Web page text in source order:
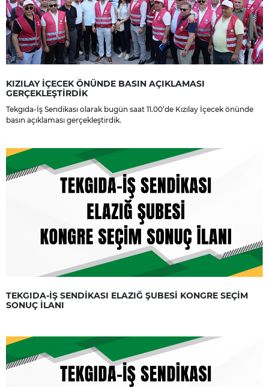
KIZILAY İÇECEK ÖNÜNDE BASIN AÇIKLAMASI
GERÇEKLEŞTİRDİK
Tekgıda-İş Sendikası olarak bugün saat 11.00’de Kızılay İçecek önünde
basın açıklaması gerçekleştirdik.
TEKGIDA-İŞ SENDİKASI ELAZIĞ ŞUBESİ KONGRE SEÇİM
SONUÇ İLANI